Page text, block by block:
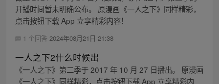
开播时间暂未明确公布。 原漫画《一人之下》同样精彩，
点击按钮下载 App 立享精彩内容！
1 个回答 2024年08月21日 21:38
一人之下2什么时候出
《一人之下》第二季于 2017 年 10 月 27 日播出。 原漫画
《一人之下》同样精彩，点击按钮下载 App 立享精彩内